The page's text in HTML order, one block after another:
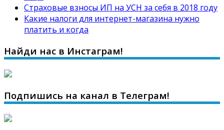
Страховые взносы ИП на УСН за себя в 2018 году
Какие налоги для интернет-магазина нужно
платить и когда
Найди нас в Инстаграм!
Подпишись на канал в Телеграм!